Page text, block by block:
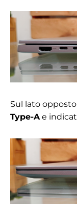
Sul lato
Type-Ae